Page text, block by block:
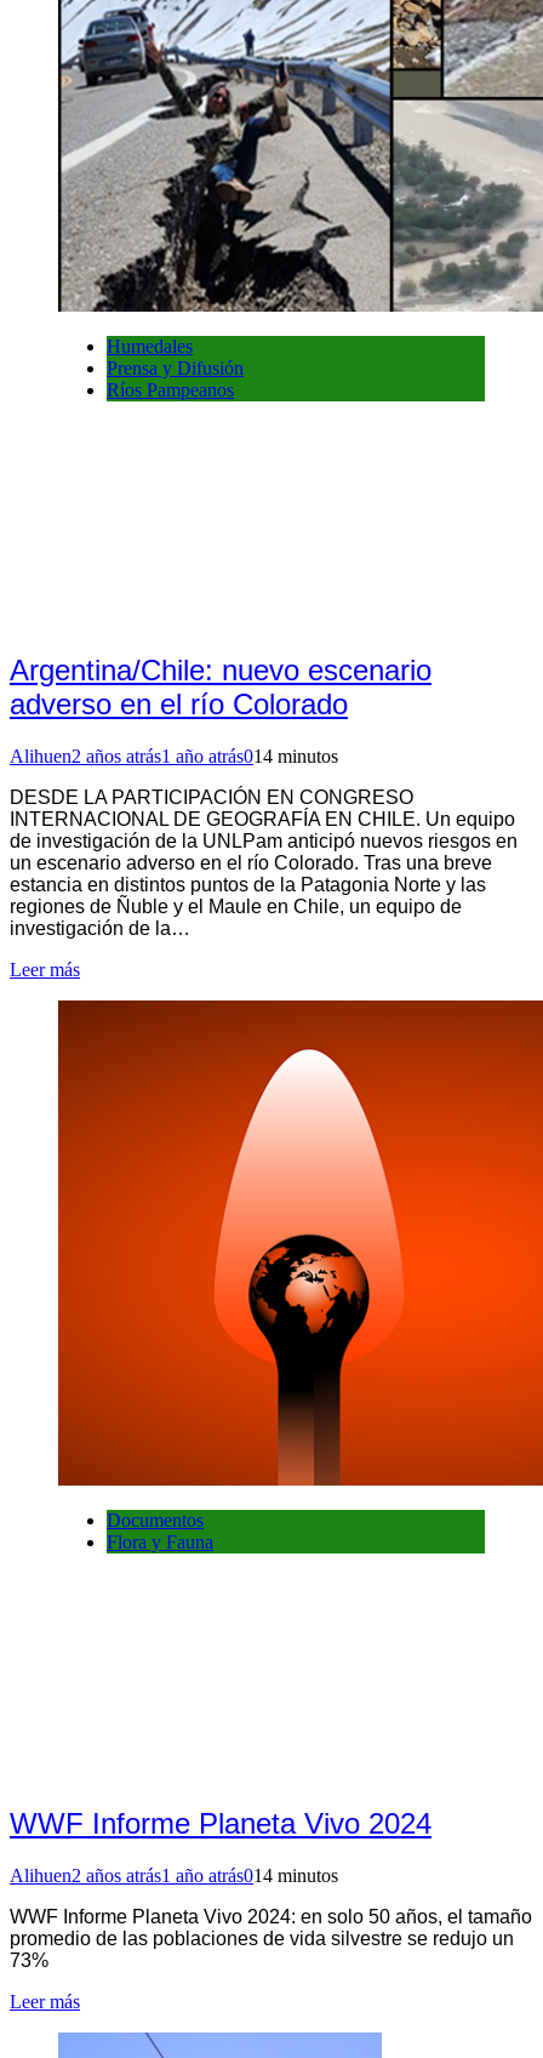
Humedales
Prensa y Difusión
Ríos Pampeanos
Argentina/Chile: nuevo escenario
adverso en el río Colorado
Alihuen2 años atrás1 año atrás014 minutos
DESDE LA PARTICIPACIÓN EN CONGRESO
INTERNACIONAL DE GEOGRAFÍA EN CHILE. Un equipo
de investigación de la UNLPam anticipó nuevos riesgos en
un escenario adverso en el río Colorado. Tras una breve
estancia en distintos puntos de la Patagonia Norte y las
regiones de Ñuble y el Maule en Chile, un equipo de
investigación de la…
Leer más
Documentos
Flora y Fauna
WWF Informe Planeta Vivo 2024
Alihuen2 años atrás1 año atrás014 minutos
WWF Informe Planeta Vivo 2024: en solo 50 años, el tamaño
promedio de las poblaciones de vida silvestre se redujo un
73%
Leer más